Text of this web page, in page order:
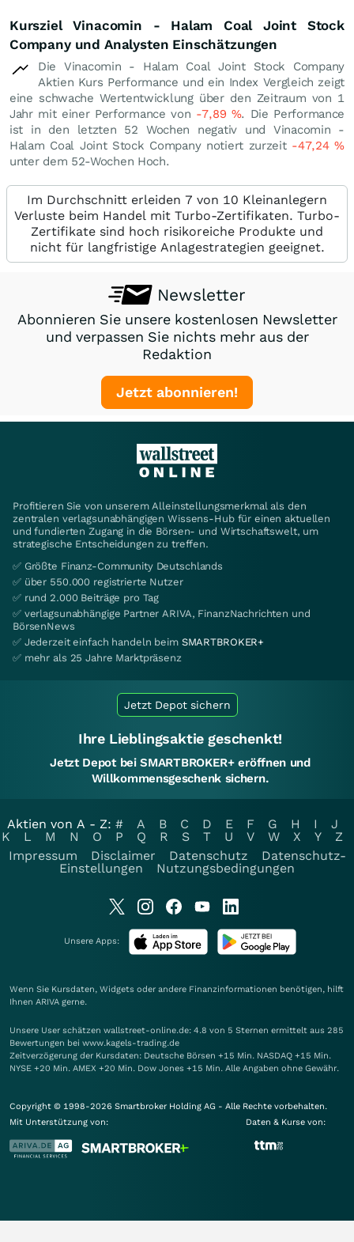
Kursziel Vinacomin - Halam Coal Joint Stock
Company und Analysten Einschätzungen
Die Vinacomin - Halam Coal Joint Stock Company
Aktien Kurs Performance und ein Index Vergleich zeigt
eine schwache Wertentwicklung über den Zeitraum von 1
Jahr mit einer Performance von -7,89 %. Die Performance
ist in den letzten 52 Wochen negativ und Vinacomin -
Halam Coal Joint Stock Company notiert zurzeit -47,24%
unter dem 52-Wochen Hoch.
Im Durchschnitt erleiden 7 von 10 Kleinanlegern
Verluste beim Handel mit Turbo-Zertifikaten. Turbo-
Zertifikate sind hoch risikoreiche Produkte und
nicht für langfristige Anlagestrategien geeignet.
Newsletter
Abonnieren Sie unsere kostenlosen Newsletter
und verpassen Sie nichts mehr aus der
Redaktion
Jetzt abonnieren!
Profitieren Sie von unserem Alleinstellungsmerkmal als den
zentralen verlagsunabhängigen Wissens-Hub für einen aktuellen
und fundierten Zugang in die Börsen- und Wirtschaftswelt, um
strategische Entscheidungen zu treffen.
✅ Größte Finanz-Community Deutschlands
✅ über 550.000 registrierte Nutzer
✅ rund 2.000 Beiträge pro Tag
✅ verlagsunabhängige Partner ARIVA, FinanzNachrichten und
BörsenNews
✅ Jederzeit einfach handeln beim SMARTBROKER+
✅ mehr als 25 Jahre Marktpräsenz
Jetzt Depot sichern
Ihre Lieblingsaktie geschenkt!
Jetzt Depot bei SMARTBROKER+ eröffnen und
Willkommensgeschenk sichern.
Aktien von A - Z: # A B C D E F G H I
J
K
L M N O P Q R S T U V W X Y
Z
Impressum
Disclaimer Datenschutz
Datenschutz-
Einstellungen
Nutzungsbedingungen
Unsere Apps:
Wenn Sie Kursdaten, Widgets oder andere Finanzinformationen benötigen, hilft
Ihnen ARIVA gerne.
Unsere User schätzen wallstreet-online.de: 4.8 von 5 Sternen ermittelt aus 285
Bewertungen bei www.kagels-trading.de
Zeitverzögerung der Kursdaten: Deutsche Börsen +15 Min. NASDAQ +15 Min.
NYSE +20 Min. AMEX +20 Min. Dow Jones +15 Min. Alle Angaben ohne Gewähr.
Copyright © 1998-2026 Smartbroker Holding AG - Alle Rechte vorbehalten.
Mit Unterstützung von:
Daten & Kurse von: